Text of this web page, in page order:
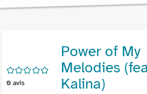
/5
0 avis
Power of My
Melodies
Kalina)